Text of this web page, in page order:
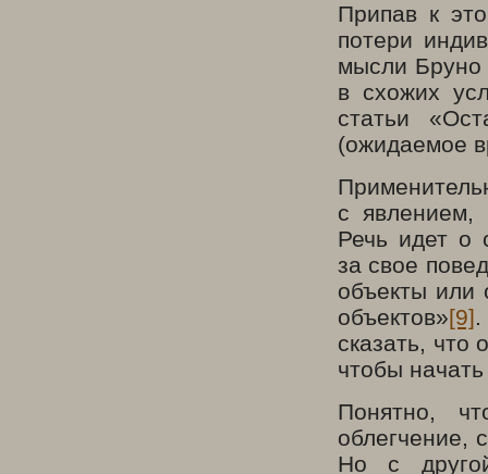
Припав к
потери
мысли Бруно
в схожих
статьи
(ожидаемое
с явлением,
Речь идет о
за свое
объекты или
объектов»[9].
сказать, что
чтобы
Понятно,
облегчение,
Но с